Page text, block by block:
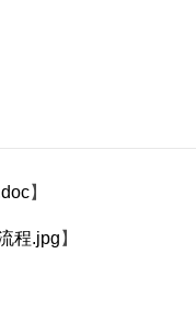
】
程.jpg 】